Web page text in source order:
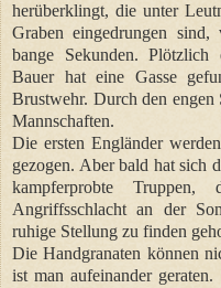
herüberklingt, die unter
Graben eingedrungen
bange Sekunden.
Bauer hat eine Gasse
Brustwehr. Durch den engen
Mannschaften.
Die ersten Engländer
gezogen. Aber bald hat sich
kampferprobte
Angriffsschlacht an der
ruhige Stellung zu finden
Die Handgranaten können
ist man aufeinander